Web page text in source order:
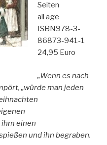
Seiten
all age
ISBN978-3-
86873-941-1
24,95 Euro
„Wenn es nach
„würde man jeden
einen
und ihn begraben.